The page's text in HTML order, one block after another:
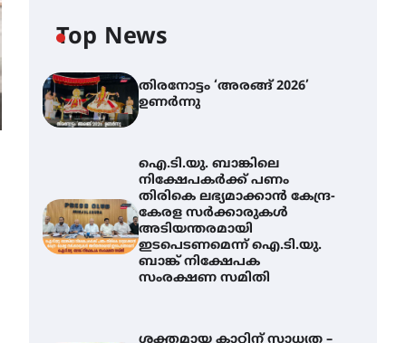
Top News
തിരനോട്ടം ‘അരങ്ങ് 2026’
ഉണർന്നു
ഐ.ടി.യു. ബാങ്കിലെ
നിക്ഷേപകർക്ക് പണം
തിരികെ ലഭ്യമാക്കാൻ കേന്ദ്ര-
കേരള സർക്കാരുകൾ
അടിയന്തരമായി
ഇടപെടണമെന്ന് ഐ.ടി.യു.
ബാങ്ക് നിക്ഷേപക
സംരക്ഷണ സമിതി